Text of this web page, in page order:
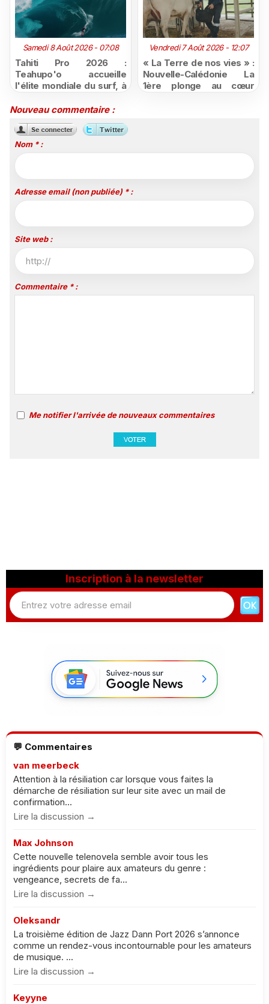
Samedi 8 Août 2026 - 07:08
Tahiti Pro 2026 :
Teahupo'o accueille
l'élite mondiale du surf, à
Polynésie la 1ère
Vendredi 7 Août 2026 - 12:07
« La Terre de nos vies » :
Nouvelle-Calédonie La
1ère plonge au cœur
Nouveau commentaire :
Nom * :
Adresse email (non publiée) * :
Site web :
Commentaire * :
Me notifier l'arrivée de nouveaux commentaires
Inscription à la newsletter
💬 Commentaires
van meerbeck
Attention à la résiliation car lorsque vous faites la
démarche de résiliation sur leur site avec un mail de
confirmation...
Lire la discussion →
Max Johnson
Cette nouvelle telenovela semble avoir tous les
ingrédients pour plaire aux amateurs du genre :
vengeance, secrets de fa...
Lire la discussion →
Oleksandr
La troisième édition de Jazz Dann Port 2026 s’annonce
comme un rendez-vous incontournable pour les amateurs
de musique. ...
Lire la discussion →
Keyyne